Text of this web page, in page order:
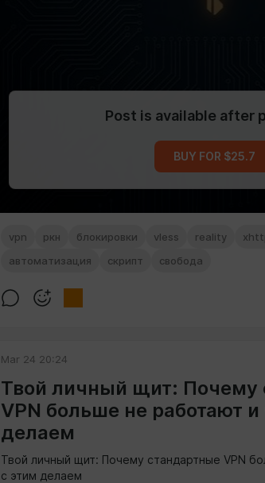
Post is available after
BUY FOR $25.7
vpn ркн блокировки vless reality
автоматизация
скрипт свобода
Mar 24 20:24
Твой личный щит: Почему
VPN больше не работают
делаем
Твой личный щит: Почему стандартные VPN
с этим делаем